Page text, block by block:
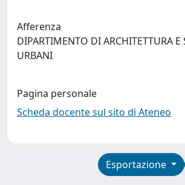
Afferenza
DIPARTIMENTO DI ARCHITETTURA E
URBANI
Pagina personale
Scheda docente sul sito di Ateneo
Esportazione